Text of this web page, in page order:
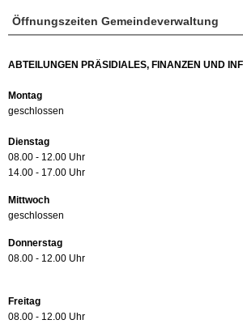
Öffnungszeiten Gemeindeverwaltung
ABTEILUNGEN PRÄSIDIALES, FINANZEN UND
Montag
geschlossen
Dienstag
08.00 - 12.00 Uhr
14.00 - 17.00 Uhr
Mittwoch
geschlossen
Donnerstag
08.00 - 12.00 Uhr
Freitag
08.00 - 12.00 Uhr